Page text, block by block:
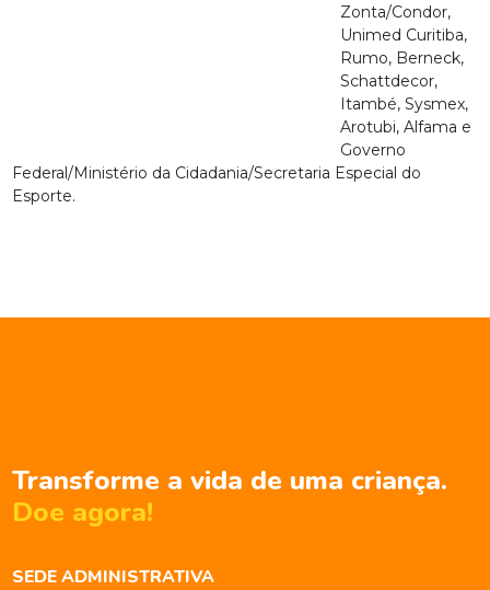
Zonta/Condor,
Unimed Curitiba,
Rumo, Berneck,
Schattdecor,
Itambé, Sysmex,
Arotubi, Alfama e
Governo
Federal/Ministério da Cidadania/Secretaria Especial do
Esporte.
Transforme a vida de uma criança.
Doe agora!
SEDE ADMINISTRATIVA